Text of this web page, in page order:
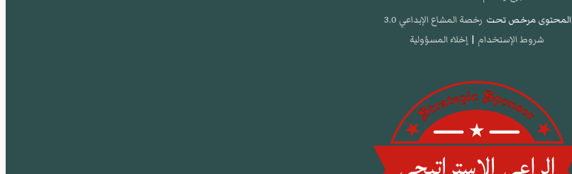
المحتوى مرخص تحت رخصة المشاع الإبداعي 3.0
شروط الإستخدام | إخلاء المسؤولية